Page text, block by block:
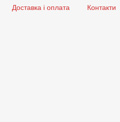
Доставка і оплата Контакти